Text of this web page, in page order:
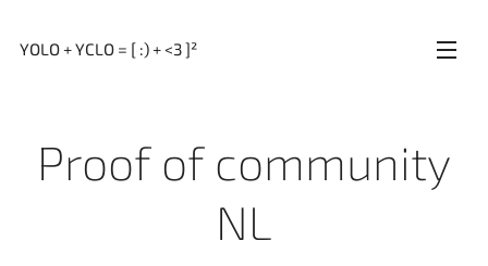
YOLO + YCLO = [ :) + <3 ]²
Proof of community
NL